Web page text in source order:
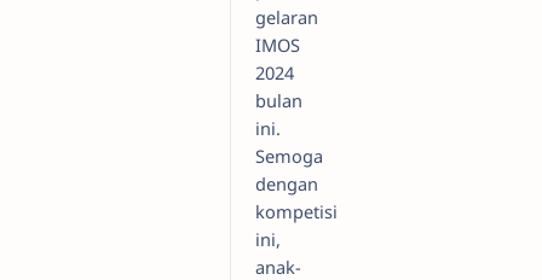
gelaran
IMOS
2024
bulan
ini.
Semoga
dengan
kompetisi
ini,
anak-